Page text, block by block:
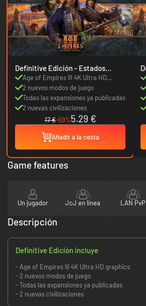
Definitive Edición - Estados
Unidos
Age of Empires III 4K Ultra HD
graphics
2 nuevos modos de juego
Todas las expansiones ya publicadas
2 nuevas civilizaciones
17 €-69%5.29 €
Añadir a la cesta
Game features
Un jugador JcJ en línea LAN PvP
Descripción
Definitive Edición incluye
- Age of Empires III 4K Ultra HD graphics
- 2 nuevos modos de juego
- Todas las expansiones ya publicadas
- 2 nuevas civilizaciones